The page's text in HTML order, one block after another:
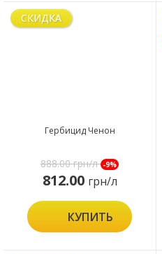
СКИДКА
Гербицид Ченон
888.00грн/л -9%
812.00 грн/л
КУПИТЬ